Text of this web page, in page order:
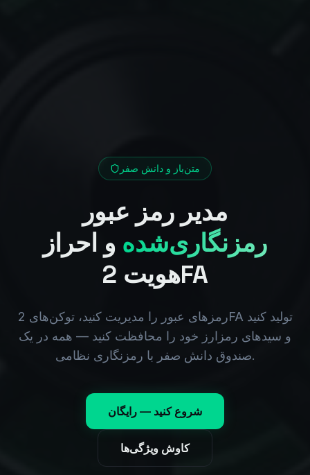
متن‌باز و دانش صفر
مدیر رمز عبور
رمزنگاری‌شده و احراز
هویت 2FA
رمزهای عبور را مدیریت کنید، توکن‌های 2FA تولید کنید
و سیدهای رمزارز خود را محافظت کنید — همه در یک
صندوق دانش صفر با رمزنگاری نظامی.
شروع کنید — رایگان
کاوش ویژگی‌ها